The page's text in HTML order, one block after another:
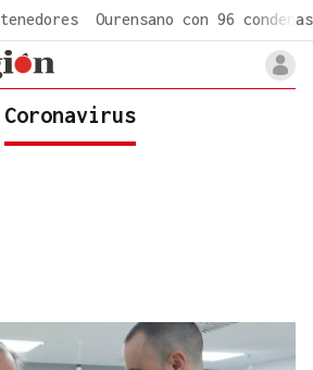
Ourensano con 96 condenas
Coronavirus